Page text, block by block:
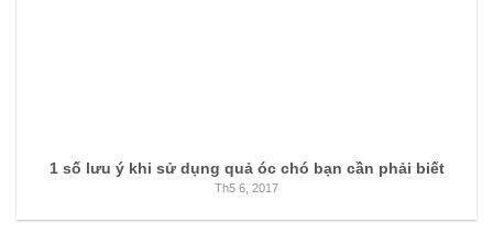
1 số lưu ý khi sử dụng quả óc chó bạn cần phải biết
Th5 6, 2017